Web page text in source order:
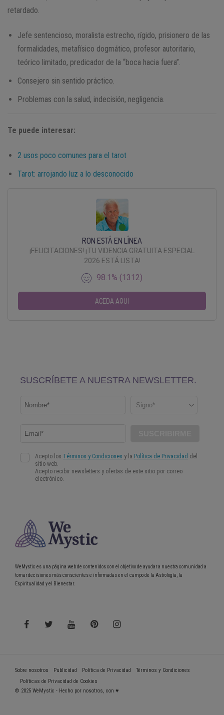
retardado.
Jefe sentencioso, moralista estrecho, rígido, prisionero de las
formalidades, metafísico dogmático, profesor autoritario,
teórico limitado, predicador de la “boca hacia fuera”.
Consejero sin sentido práctico.
Problemas con la salud, indecisión, negligencia.
Te puede interesar:
2 usos poco comunes para el tarot
Tarot: arrojando luz a lo desconocido
RON ESTÁ EN LÍNEA
¡FELICITACIONES! ¡TU VIDENCIA GRATUITA ESPECIAL
2026 ESTÁ LISTA!
98.1% (1312)
ACEDA AQUI
WeMystic es una página web de contenidos con el objetivo de ayudar a nuestra comunidad a
tomar decisiones más conscientes e informadas en el campo de la Astrología, la
Espiritualidad y el Bienestar.
Sobre nosotros Publicidad Política de Privacidad
Términos y Condiciones
Políticas de Privacidad de Cookies
© 2025 WeMystic - Hecho por nosotros, con ♥